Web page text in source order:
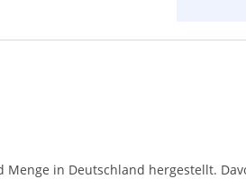
in Deutschland hergestellt.